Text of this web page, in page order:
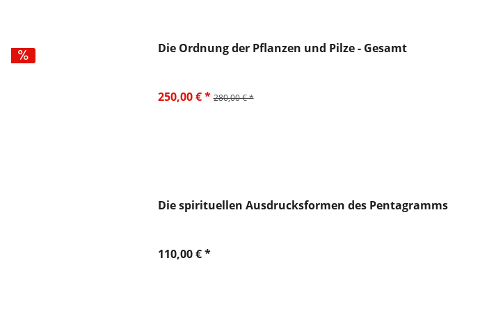
Die Ordnung der Pflanzen und Pilze - Gesamt
250,00 € * 280,00 € *
Die spirituellen Ausdrucksformen des Pentagramms
110,00 € *